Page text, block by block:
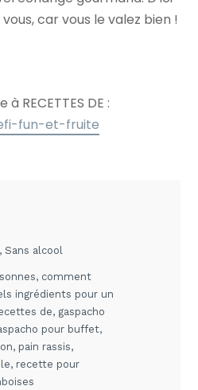
car vous le valez bien !
RECETTES DE :
fun-et-fruite
,Sans alcool
, comment
ingrédients pour un
de, gaspacho
pour buffet,
, pain rassis,
, recette pour